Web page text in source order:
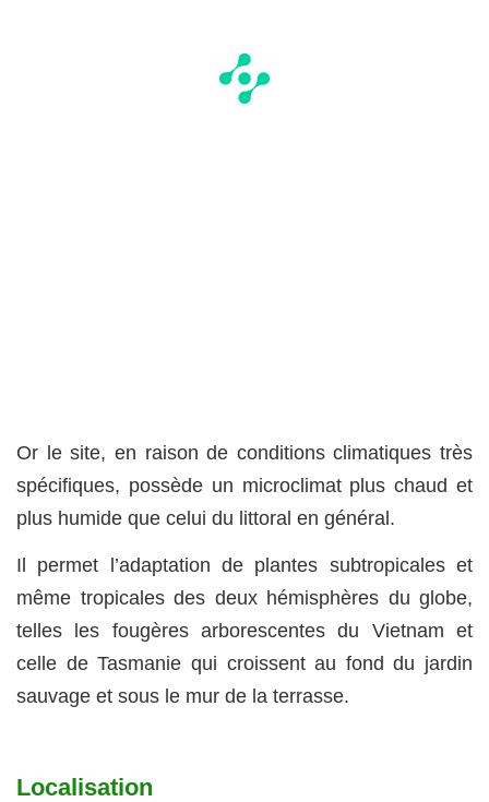
Or le site, en raison de conditions climatiques très
spécifiques, possède un microclimat plus chaud et
plus humide que celui du littoral en général.
Il permet l’adaptation de plantes subtropicales et
même tropicales des deux hémisphères du globe,
telles les fougères arborescentes du Vietnam et
celle de Tasmanie qui croissent au fond du jardin
sauvage et sous le mur de la terrasse.
Localisation